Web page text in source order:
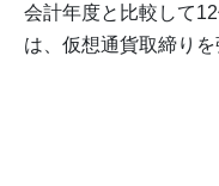
会計年度と比較して
は、仮想通貨取締り